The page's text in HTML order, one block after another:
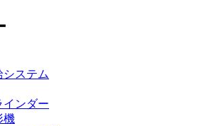
ステム
インダー
機